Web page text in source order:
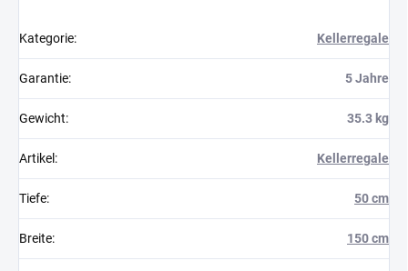
Kategorie: Kellerregale
Garantie: 5 Jahre
Gewicht: 35.3 kg
Artikel : Kellerregale
Tiefe: 50 cm
Breite: 150 cm